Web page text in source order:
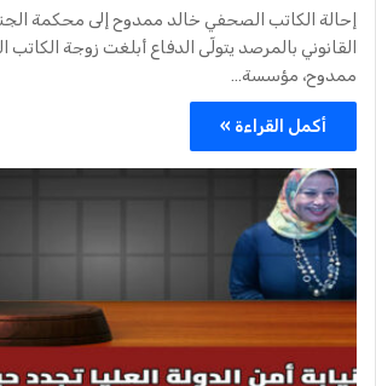
إحالة الكاتب الصحفي خالد ممدوح إلى محكمة
القانوني بالمرصد يتولّى الدفاع أبلغت زوجة
ممدوح، مؤسسة…
أكمل القراءة »